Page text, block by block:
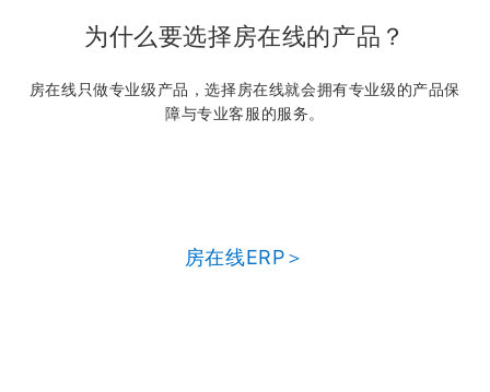
为什么要选择房在线的产品？
房在线只做专业级产品，选择房在线就会拥有专业级的产品保
障与专业客服的服务。
房在线ERP＞